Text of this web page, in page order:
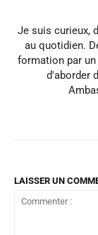
Je suis curieux,
au quotidien.
formation par
d'aborder
LAISSER UN